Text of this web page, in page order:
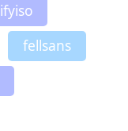
fellsans